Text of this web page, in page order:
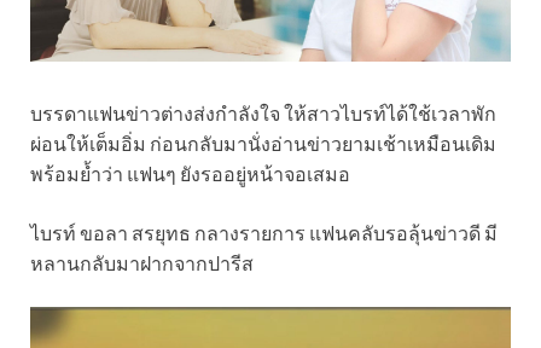
บรรดาแฟนข่าวต่างส่งกำลังใจ ให้สาวไบรท์ได้ใช้เวลาพัก
ผ่อนให้เต็มอิ่ม ก่อนกลับมานั่งอ่านข่าวยามเช้าเหมือนเดิม
พร้อมย้ำว่า แฟนๆ ยังรออยู่หน้าจอเสมอ
ไบรท์ ขอลา สรยุทธ กลางรายการ แฟนคลับรอลุ้นข่าวดี มี
หลานกลับมาฝากจากปารีส